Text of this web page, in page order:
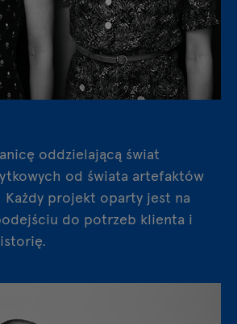
oddzielającą świat
od świata artefaktów
projekt oparty jest na
do potrzeb klienta i